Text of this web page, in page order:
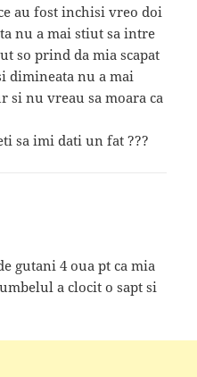
au fost inchisi vreo doi
nu a mai stiut sa intre
so prind da mia scapat
dimineata nu a mai
si nu vreau sa moara ca
sa imi dati un fat ???
gutani 4 oua pt ca mia
a clocit o sapt si